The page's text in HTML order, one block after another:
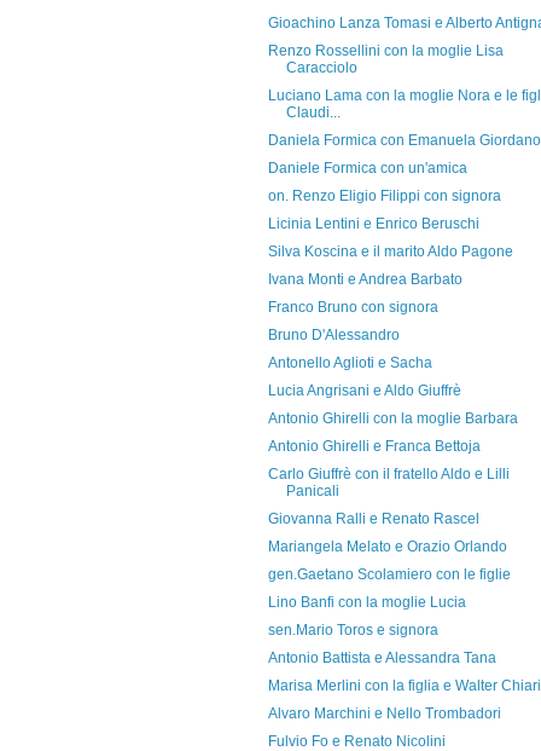
Gioachino Lanza Tomasi e Alberto
Renzo Rossellini con la moglie Lisa
Caracciolo
Luciano Lama con la moglie Nora e le
Claudi...
Daniela Formica con Emanuela Giordano
Daniele Formica con un'amica
on. Renzo Eligio Filippi con signora
Licinia Lentini e Enrico Beruschi
Silva Koscina e il marito Aldo Pagone
Ivana Monti e Andrea Barbato
Franco Bruno con signora
Bruno D'Alessandro
Antonello Aglioti e Sacha
Lucia Angrisani e Aldo Giuffrè
Antonio Ghirelli con la moglie Barbara
Antonio Ghirelli e Franca Bettoja
Carlo Giuffrè con il fratello Aldo e Lilli
Panicali
Giovanna Ralli e Renato Rascel
Mariangela Melato e Orazio Orlando
gen.Gaetano Scolamiero con le figlie
Lino Banfi con la moglie Lucia
sen.Mario Toros e signora
Antonio Battista e Alessandra Tana
Marisa Merlini con la figlia e Walter Chiari
Alvaro Marchini e Nello Trombadori
Fulvio Fo e Renato Nicolini